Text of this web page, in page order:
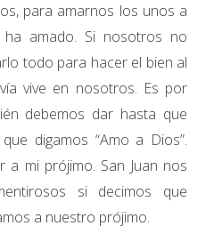
para amarnos los unos a
amado. Si nosotros no
todo para hacer el bien al
vive en nosotros. Es por
debemos dar hasta que
digamos “Amo a Dios”.
a mi prójimo. San Juan nos
si decimos que
a nuestro prójimo.